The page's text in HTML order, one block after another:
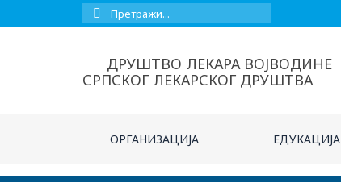
Сеарцх
фор:
ДРУШТВО ЛЕКАРА ВОЈВОДИНЕ
СРПСКОГ ЛЕКАРСКОГ ДРУШТВА
ОРГАНИЗАЦИЈА ЕДУКАЦИЈА